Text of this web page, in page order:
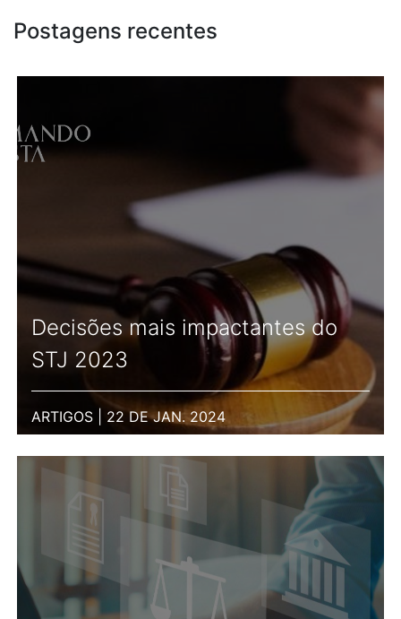
Postagens recentes
Decisões mais impactantes do
STJ 2023
ARTIGOS | 22 DE JAN. 2024